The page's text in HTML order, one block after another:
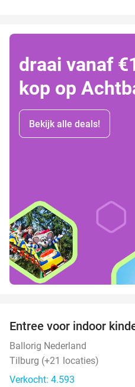
draai vanaf
kop op
Bekijk alle deals!
Entree voor indoor
Ballorig Nederland
Tilburg (+21 locaties)
Verkocht: 4.593